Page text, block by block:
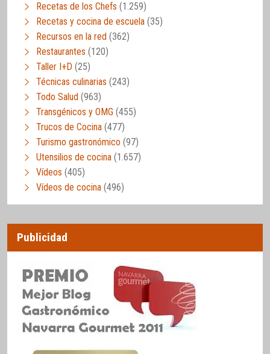
Recetas de los Chefs (1.259)
Recetas y cocina de escuela (35)
Recursos en la red (362)
Restaurantes (120)
Taller I+D (25)
Técnicas culinarias (243)
Todo Salud (963)
Transgénicos y OMG (455)
Trucos de Cocina (477)
Turismo gastronómico (97)
Utensilios de cocina (1.657)
Vídeos (405)
Vídeos de cocina (496)
Publicidad